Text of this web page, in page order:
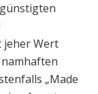
jeher Wert
„Made